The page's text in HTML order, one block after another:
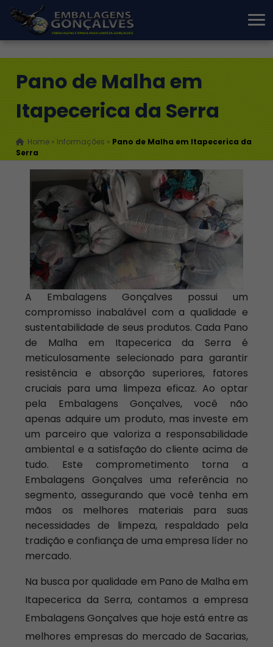
Pano de Malha em
Itapecerica da Serra
Home » Informações » Pano de Malha em Itapecerica da
Serra
A Embalagens Gonçalves possui um
compromisso inabalável com a qualidade e
sustentabilidade de seus produtos. Cada Pano
de Malha em Itapecerica da Serra é
meticulosamente selecionado para garantir
resistência e absorção superiores, fatores
cruciais para uma limpeza eficaz. Ao optar
pela Embalagens Gonçalves, você não
apenas adquire um produto, mas investe em
um parceiro que valoriza a responsabilidade
ambiental e a satisfação do cliente acima de
tudo. Este comprometimento torna a
Embalagens Gonçalves uma referência no
segmento, assegurando que você tenha em
mãos os melhores materiais para suas
necessidades de limpeza, respaldado pela
tradição e confiança de uma empresa líder no
mercado.
Na busca por qualidade em Pano de Malha em
Itapecerica da Serra, contamos a empresa
Embalagens Gonçalves que hoje está entre as
melhores empresas do mercado de Sacarias,